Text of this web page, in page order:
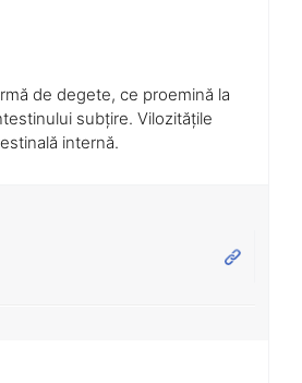
de degete, ce proemină la
subțire. Vilozitățile
internă.